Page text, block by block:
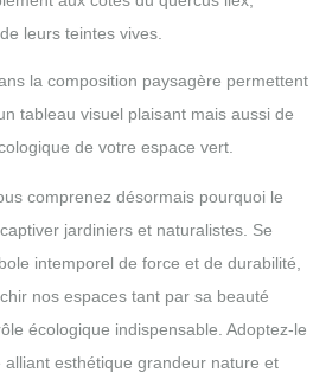
leurs teintes vives.
la composition paysagère permettent
tableau visuel plaisant mais aussi de
de votre espace vert.
comprenez désormais pourquoi le
jardiniers et naturalistes. Se
intemporel de force et de durabilité,
nos espaces tant par sa beauté
écologique indispensable. Adoptez-le
alliant esthétique grandeur nature et